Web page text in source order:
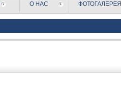
О НАС ФОТОГАЛЕРЕЯ